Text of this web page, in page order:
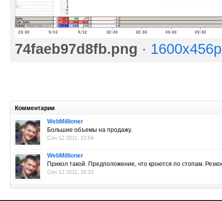
74faeb97d8fb.png ·
Комментарии
WebMillioner
Большие объемы на продажу.
Сен 12 2011, 12:54
WebMillioner
Прикол такой. Предположение, что кроются по стопам.
Сен 12 2011, 18:33